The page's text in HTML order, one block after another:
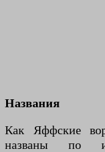
Названия
Как Яффские
названы по